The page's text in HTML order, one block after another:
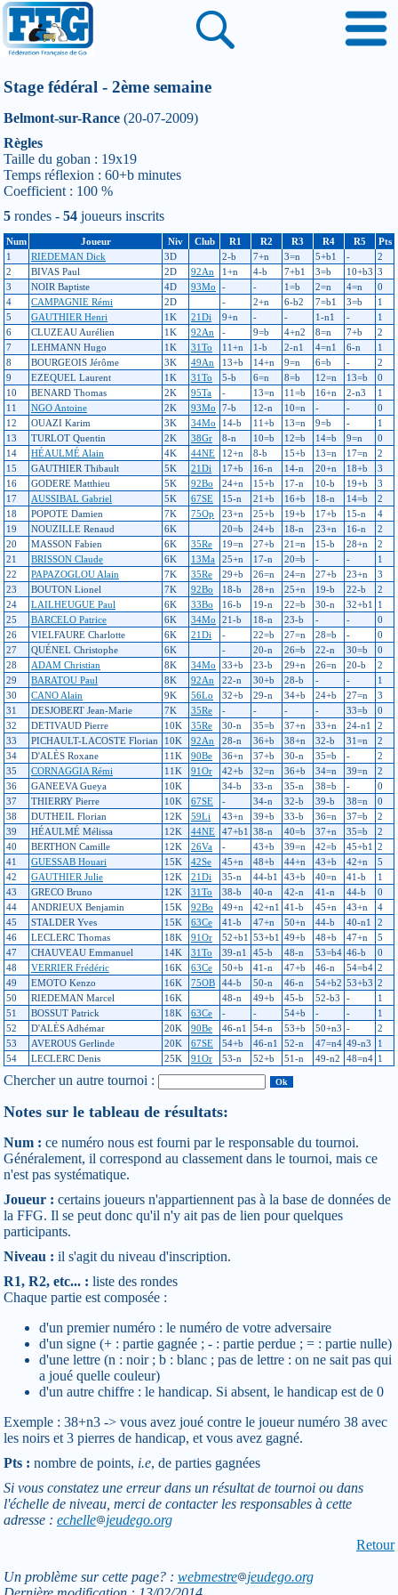
Stage fédéral - 2ème semaine
Belmont-sur-Rance (20-07-2009)
Règles
Taille du goban : 19x19
Temps réflexion : 60+b minutes
Coefficient : 100 %
5 rondes - 54 joueurs inscrits
Num Joueur Niv Club R1 R2 R3 R4 R5
Pts
1
RIEDEMAN Dick 3D 2-b 7+n 3=n 5+b1 -
2
2
BIVAS Paul 2D 92An 1+n 4-b 7+b1 3=b 10+b3 3
3
NOIR Baptiste 4D 93Mo - - 1=b 2=n 4=n
0
4
CAMPAGNIE Rémi 2D - 2+n 6-b2 7=b1 3=b
1
5
GAUTHIER Henri 1K 21Di 9+n - - 1-n1 -
1
6
CLUZEAU Aurélien 1K 92An - 9=b 4+n2 8=n 7+b
2
7
LEHMANN Hugo 1K 31To 11+n 1-b 2-n1 4=n1 6-n
1
8
BOURGEOIS Jérôme 3K 49An 13+b 14+n 9=n 6=b -
2
9
EZEQUEL Laurent 1K 31To 5-b 6=n 8=b 12=n 13=b
0
10
BENARD Thomas 2K 95Ta - 13=n 11=b 16+n 2-n3
1
11
NGO Antoine 2K 93Mo 7-b 12-n 10=n - -
0
12
OUAZI Karim 3K 34Mo 14-b 11+b 13=n 9=b -
1
13
TURLOT Quentin 2K 38Gr 8-n 10=b 12=b 14=b 9=n
0
14
HÉAULMÉ Alain 4K 44NE 12+n 8-b 15+b 13=n 17=n
2
15
GAUTHIER Thibault 5K 21Di 17+b 16-n 14-n 20+n 18+b
3
16
GODERE Matthieu 5K 92Bo 24+n 15+b 17-n 10-b 19+b
3
17
AUSSIBAL Gabriel 5K 67SE 15-n 21+b 16+b 18-n 14=b
2
18
POPOTE Damien 7K 75Op 23+n 25+b 19+b 17+b 15-n
4
19
NOUZILLE Renaud 6K 20=b 24+b 18-n 23+n 16-n
2
20
MASSON Fabien 6K 35Re 19=n 27+b 21=n 15-b 28+n
2
21
BRISSON Claude 6K 13Ma 25+n 17-n 20=b - -
1
22
PAPAZOGLOU Alain 7K 35Re 29+b 26=n 24=n 27+b 23+n
3
23
BOUTON Lionel 7K 92Bo 18-b 28+n 25+n 19-b 22-b
2
24
LAILHEUGUE Paul 6K 33Bo 16-b 19-n 22=b 30-n 32+b1
1
25
BARCELO Patrice 6K 34Mo 21-b 18-n 23-b - -
0
26
VIELFAURE Charlotte 6K 21Di - 22=b 27=n 28=b -
0
27
QUÉNEL Christophe 6K - 20-n 26=b 22-n 30=b
0
28
ADAM Christian 8K 34Mo 33+b 23-b 29+n 26=n 20-b
2
29
BARATOU Paul 8K 92An 22-n 30+b 28-b - -
1
30
CANO Alain 9K 56Lo 32+b 29-n 34+b 24+b 27=n
3
31
DESJOBERT Jean-Marie 7K 35Re - - - - 33=b
0
32
DETIVAUD Pierre 10K 35Re 30-n 35=b 37+n 33+n 24-n1
2
33
PICHAULT-LACOSTE Florian 10K 92An 28-n 36+b 38+n 32-b 31=n
2
34
D'ALÈS Roxane 11K 90Be 36+n 37+b 30-n 35=b -
2
35
CORNAGGIA Rémi 11K 91Or 42+b 32=n 36+b 34=n 39=n
2
36
GANEEVA Gueya 10K 34-b 33-n 35-n 38=b -
0
37
THIERRY Pierre 10K 67SE - 34-n 32-b 39-b 38=n
0
38
DUTHEIL Florian 12K 59Li 43+n 39+b 33-b 36=n 37=b
2
39
HÉAULMÉ Mélissa 12K 44NE 47+b1 38-n 40=b 37+n 35=b
2
40
BERTHON Camille 12K 26Va - 43+b 39=n 42=b 45+b1 2
41
GUESSAB Houari 15K 42Se 45+n 48+b 44+n 43+b 42+n
5
42
GAUTHIER Julie 12K 21Di 35-n 44-b1 43+b 40=n 41-b
1
43
GRECO Bruno 12K 31To 38-b 40-n 42-n 41-n 44-b
0
44
ANDRIEUX Benjamin 15K 92Bo 49+n 42+n1 41-b 45+n 43+n
4
45
STALDER Yves 15K 63Ce 41-b 47+n 50+n 44-b 40-n1
2
46
LECLERC Thomas 18K 91Or 52+b1 53+b1 49+b 48+b 47+n
5
47
CHAUVEAU Emmanuel 14K 31To 39-n1 45-b 48-n 53=b4 46-b
0
48
VERRIER Frédéric 16K 63Ce 50+b 41-n 47+b 46-n 54=b4 2
49
EMOTO Kenzo 16K 75OB 44-b 50-n 46-n 54+b2 53+b3 2
50
RIEDEMAN Marcel 16K 48-n 49+b 45-b 52-b3 -
1
51
BOSSUT Patrick 18K 63Ce - - 54+b - -
1
52
D'ALÈS Adhémar 20K 90Be 46-n1 54-n 53+b 50+n3 -
2
53
AVEROUS Gerlinde 20K 67SE 54+b 46-n1 52-n 47=n4 49-n3
1
54
LECLERC Denis 25K 91Or 53-n 52+b 51-n 49-n2 48=n4 1
Chercher un autre tournoi :
Notes sur le tableau de résultats:
Num : ce numéro nous est fourni par le responsable du tournoi.
Généralement, il correspond au classement dans le tournoi, mais ce
n'est pas systématique.
Joueur : certains joueurs n'appartiennent pas à la base de données de
la FFG. Il se peut donc qu'il n'y ait pas de lien pour quelques
participants.
Niveau : il s'agit du niveau d'inscription.
R1, R2, etc... : liste des rondes
Chaque partie est composée :
d'un premier numéro : le numéro de votre adversaire
d'un signe (+ : partie gagnée ; - : partie perdue ; = : partie nulle)
d'une lettre (n : noir ; b : blanc ; pas de lettre : on ne sait pas qui
a joué quelle couleur)
d'un autre chiffre : le handicap. Si absent, le handicap est de 0
Exemple : 38+n3 -> vous avez joué contre le joueur numéro 38 avec
les noirs et 3 pierres de handicap, et vous avez gagné.
Pts : nombre de points, i.e, de parties gagnées
Si vous constatez une erreur dans un résultat de tournoi ou dans
l'échelle de niveau, merci de contacter les responsables à cette
adresse : echelle
jeudego.org
Retour
Un problème sur cette page? : webmestre
jeudego.org